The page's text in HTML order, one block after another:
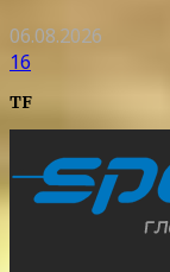
06.08.2026
16
TF